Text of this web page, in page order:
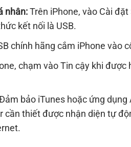
nhân:Trên iPhone, vào Cài
kết nối là USB.
chính hãng cắm iPhone vào
chạm vào Tin cậy khi được
bảo iTunes hoặc ứng dụng
cần thiết được nhận diện tự